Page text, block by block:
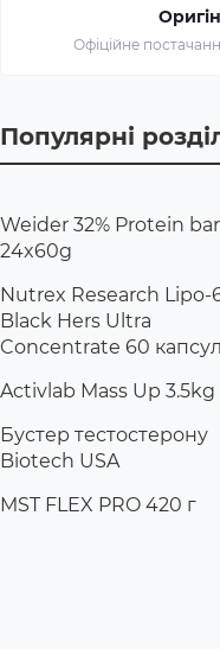
Офіційне
Популярні
Weider 32% Protein bar
24x60g
Nutrex Research Lipo-
Black Hers Ultra
Concentrate 60 капсул
Activlab Mass Up 3.5kg
Бустер тестостерону
Biotech USA
MST FLEX PRO 420 г